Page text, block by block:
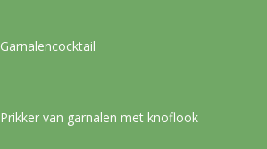
Garnalencocktail
Prikker van garnalen met knoflook